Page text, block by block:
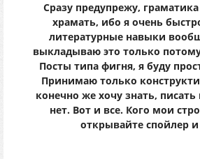
Сразу предупрежу,
храмать, ибо я очень
литературные навыки
выкладываю это только
Посты типа фигня, я буду
Принимаю только
конечно же хочу знать,
нет. Вот и все. Кого мои
открывайте спойлер